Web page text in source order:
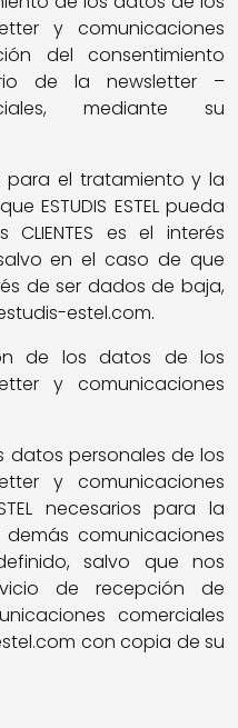
y comunicaciones
del consentimiento
de la newsletter –
mediante su
para el tratamiento y la
ESTUDIS ESTEL pueda
es el interés
salvo en el caso de que
de ser dados de baja,
estel.com.
de los datos de los
y comunicaciones
datos personales de los
y comunicaciones
necesarios para la
comunicaciones
salvo que nos
de recepción de
comerciales
con copia de su